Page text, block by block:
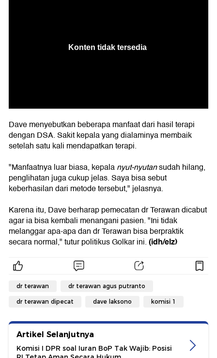
Dave menyebutkan beberapa manfaat dari hasil terapi
dengan DSA. Sakit kepala yang dialaminya membaik
setelah satu kali mendapatkan terapi.
"Manfaatnya luar biasa, kepalanyut-nyutansudah hilang,
penglihatan juga cukup jelas. Saya bisa sebut
keberhasilan dari metode tersebut," jelasnya.
Karena itu, Dave berharap pemecatan dr Terawan dicabut
agar ia bisa kembali menangani pasien. "Ini tidak
melanggar apa-apa dan dr Terawan bisa berpraktik
secara normal," tutur politikus Golkar ini.(idh/elz)
dr terawan dr terawan agus putranto
dr terawan dipecat dave laksono komisi 1
Artikel Selanjutnya
Komisi I DPR soal Iuran BoP Tak Wajib: Posisi